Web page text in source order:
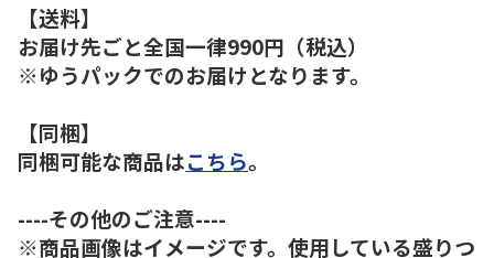
【送料】
お届け先ごと全国一律990円（税込）
※ゆうパックでのお届けとなります。
【同梱】
同梱可能な商品はこちら。
----その他のご注意----
※商品画像はイメージです。使用している盛りつ